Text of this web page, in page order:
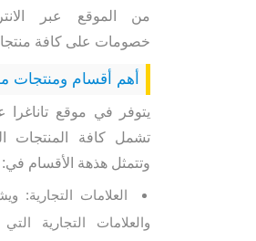
من الموقع عبر
خصومات على كافة
أهم أقسام ومنتجات
يتوفر في موقع تاناغرا
تشمل كافة المنتجات
وتتمثل هذهة الأقسام في:
العلامات التجارية:
والعلامات التجارية